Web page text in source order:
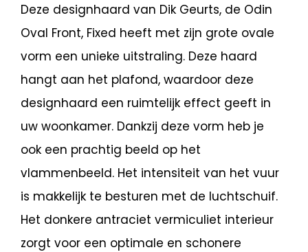
Deze designhaard van Dik Geurts, de Odin
Oval Front, Fixed heeft met zijn grote ovale
vorm een unieke uitstraling. Deze haard
hangt aan het plafond, waardoor deze
designhaard een ruimtelijk effect geeft in
uw woonkamer. Dankzij deze vorm heb je
ook een prachtig beeld op het
vlammenbeeld. Het intensiteit van het vuur
is makkelijk te besturen met de luchtschuif.
Het donkere antraciet vermiculiet interieur
zorgt voor een optimale en schonere